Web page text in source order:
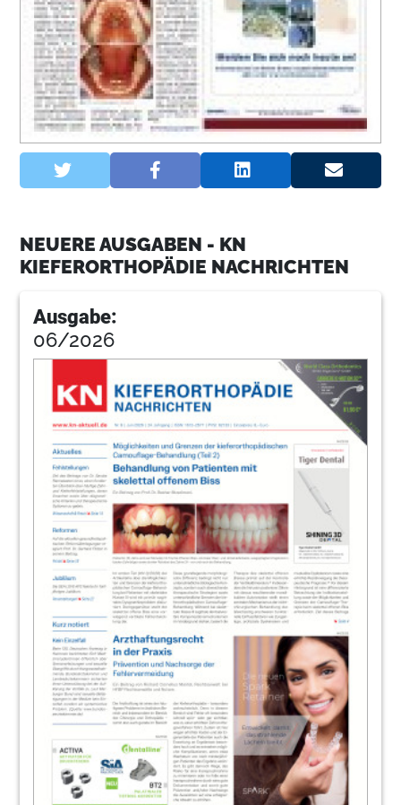
NEUERE AUSGABEN - KN
KIEFERORTHOPÄDIE NACHRICHTEN
Ausgabe:
06/2026